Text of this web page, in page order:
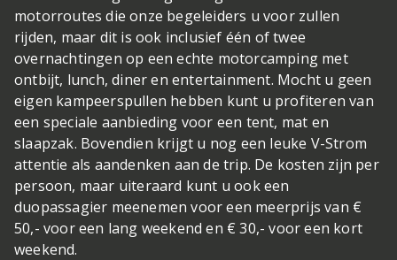
motorroutes die onze begeleiders u voor zullen
rijden, maar dit is ook inclusief één of twee
overnachtingen op een echte motorcamping met
ontbijt, lunch, diner en entertainment. Mocht u geen
eigen kampeerspullen hebben kunt u profiteren van
een speciale aanbieding voor een tent, mat en
slaapzak. Bovendien krijgt u nog een leuke V-Strom
attentie als aandenken aan de trip. De kosten zijn per
persoon, maar uiteraard kunt u ook een
duopassagier meenemen voor een meerprijs van €
50,- voor een lang weekend en € 30,- voor een kort
weekend.